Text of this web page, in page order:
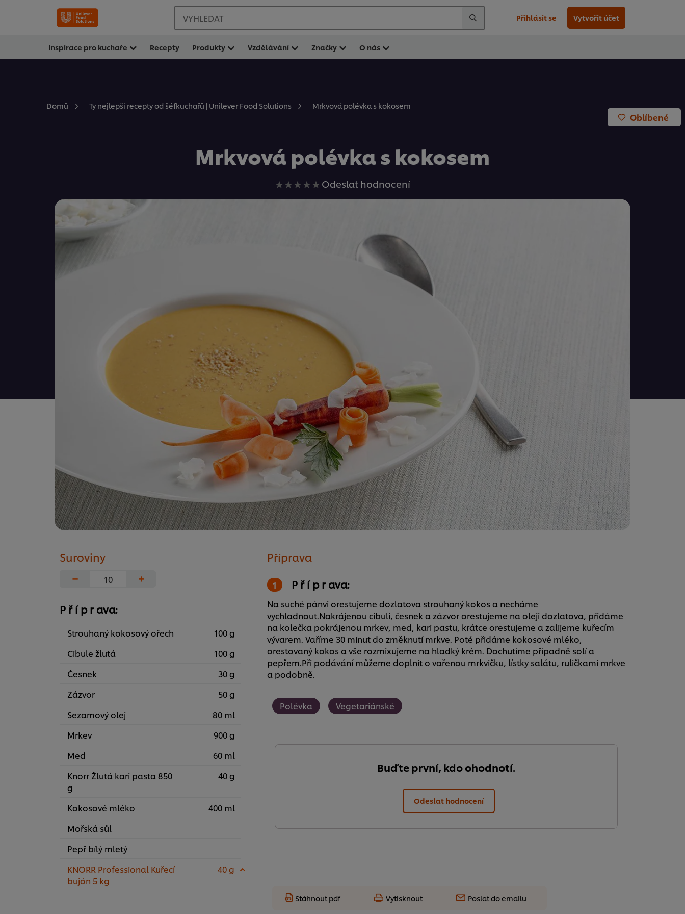
VYHLEDAT Přihlásit se Vytvořit účet
Inspirace pro kuchaře Recepty Produkty Vzdělávání Značky O nás
Domů Ty nejlepší recepty od šéfkuchařů | Unilever Food Solutions Mrkvová polévka s kokosem
Oblíbené
Mrkvová polévka s kokosem
Pro
tuto
odeslána
žádná
hodnocení
Odeslat hodnocení
Suroviny
−
+
P ř í p r ava:
Strouhaný kokosový ořech
100 g
Cibule žlutá
100 g
Česnek
30 g
Zázvor
50 g
Sezamový olej
80 ml
Mrkev
900 g
Med
60 ml
Knorr Žlutá kari pasta 850
g
40 g
Kokosové mléko
400 ml
Mořská sůl
Pepř bílý mletý
KNORR Professional Kuřecí
bujón 5 kg
40 g
Příprava
P ř í p r ava:
Na suché pánvi orestujeme dozlatova strouhaný kokos a necháme
vychladnout.Nakrájenou cibuli, česnek a zázvor orestujeme na oleji dozlatova, přidáme
na kolečka pokrájenou mrkev, med, kari pastu, krátce orestujeme a zalijeme kuřecím
vývarem. Vaříme 30 minut do změknutí mrkve. Poté přidáme kokosové mléko,
orestovaný kokos a vše rozmixujeme na hladký krém. Dochutíme případně solí a
pepřem.Při podávání můžeme doplnit o vařenou mrkvičku, lístky salátu, ruličkami mrkve
a podobně.
Polévka Vegetariánské
Buďte první, kdo ohodnotí.
Odeslat hodnocení
Stáhnout pdf Vytisknout Poslat do emailu